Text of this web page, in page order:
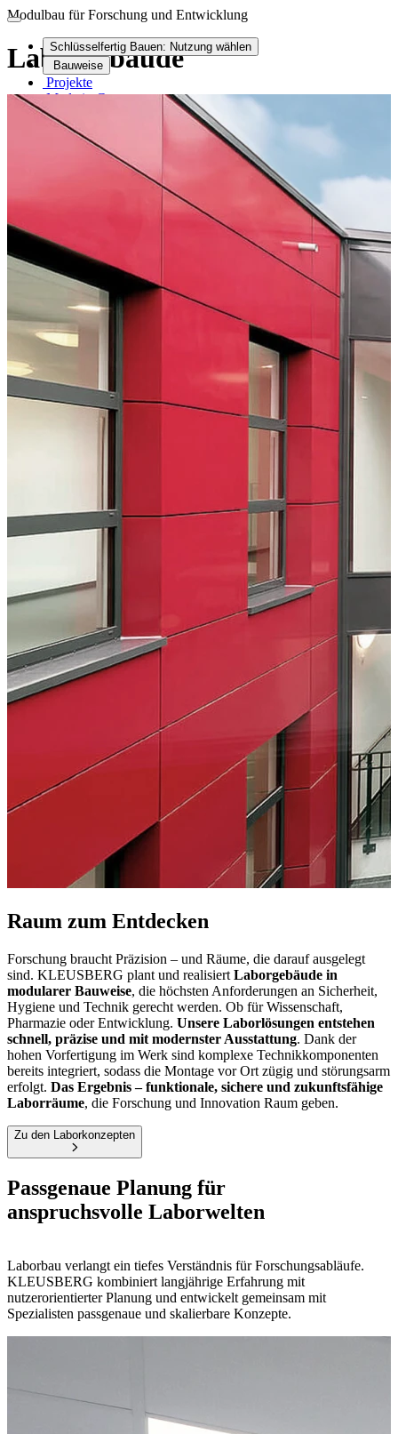
Schlüsselfertig Bauen: Nutzung wählen
Bauweise
Projekte
Made in Germany
Anfrage / Kontakt
Modulbau für Forschung und Entwicklung
Laborgebäude
Raum zum Entdecken
Forschung braucht Präzision – und Räume, die darauf ausgelegt
sind. KLEUSBERG plant und realisiert Laborgebäude in
modularer Bauweise, die höchsten Anforderungen an Sicherheit,
Hygiene und Technik gerecht werden. Ob für Wissenschaft,
Pharmazie oder Entwicklung. Unsere Laborlösungen entstehen
schnell, präzise und mit modernster Ausstattung. Dank der
hohen Vorfertigung im Werk sind komplexe Technikkomponenten
bereits integriert, sodass die Montage vor Ort zügig und störungsarm
erfolgt. Das Ergebnis – funktionale, sichere und zukunftsfähige
Laborräume, die Forschung und Innovation Raum geben.
Zu den Laborkonzepten
Passgenaue Planung für
anspruchsvolle Laborwelten
Laborbau verlangt ein tiefes Verständnis für Forschungsabläufe.
KLEUSBERG kombiniert langjährige Erfahrung mit
nutzerorientierter Planung und entwickelt gemeinsam mit
Spezialisten passgenaue und skalierbare Konzepte.